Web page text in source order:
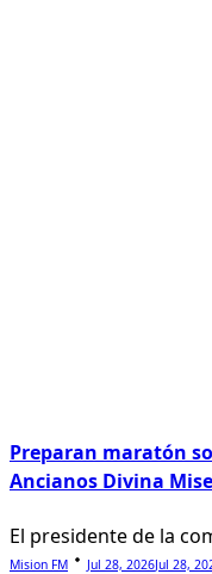
Preparan maratón
Ancianos Divina
El presidente de la
Mision FM Jul 28, 2026Jul 28,